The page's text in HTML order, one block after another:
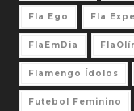
Fla Ego Fla
FlaEmDia
Flamengo Ídolos
Futebol Feminino